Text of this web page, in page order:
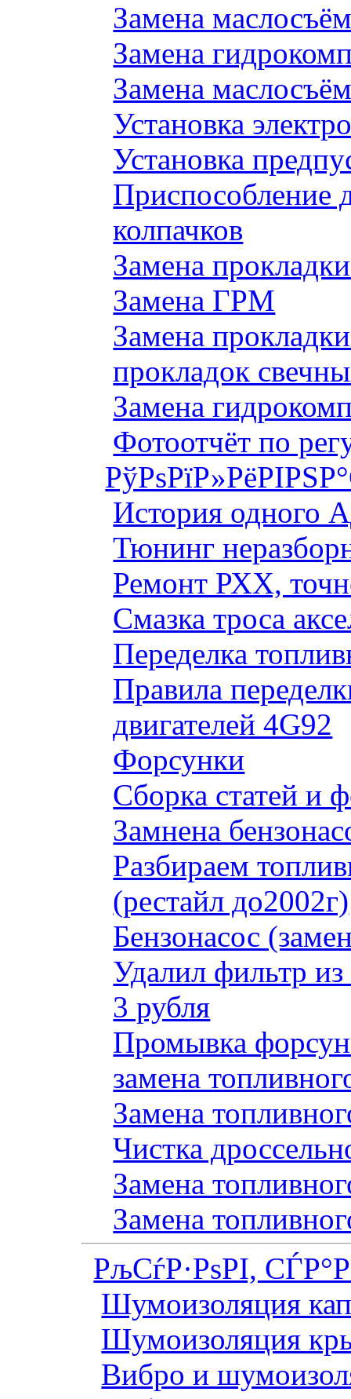
Замена
Замена
Замена
Установка
Установка
Приспособление
колпачков
Замена
Замена ГРМ
Замена
прокладок
Замена
Фотоотчёт по
История одного
Тюнинг
Ремонт РХХ,
Смазка троса
Переделка
Правила
двигателей 4G92
Форсунки
Сборка статей и
Замнена
Разбираем
(рестайл до2002г)
Бензонасос
Удалил фильтр
3 рубля
Промывка
замена
Замена
Чистка
Замена
Замена
РљСѓР·РѕРІ,
Шумоизоляция
Шумоизоляция
Вибро и